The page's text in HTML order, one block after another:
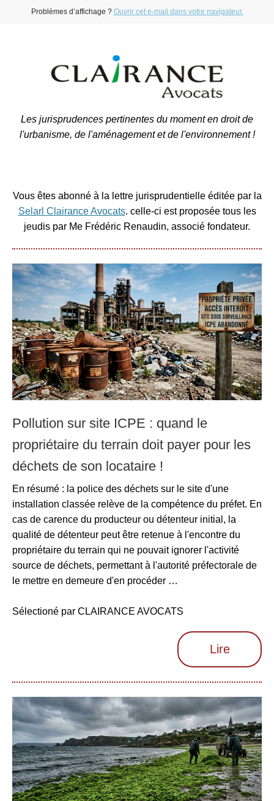
Problèmes d’affichage ? Ouvrir cet e-mail dans votre navigateur.
Les jurisprudences pertinentes du moment en droit de
l'urbanisme, de l'aménagement et de l'environnement !
Vous êtes abonné à la lettre jurisprudentielle éditée par la
Selarl Clairance Avocats. celle-ci est proposée tous les
jeudis par Me Frédéric Renaudin, associé fondateur.
Pollution sur site ICPE : quand le
propriétaire du terrain doit payer pour les
déchets de son locataire !
En résumé : la police des déchets sur le site d'une
installation classée relève de la compétence du préfet. En
cas de carence du producteur ou détenteur initial, la
qualité de détenteur peut être retenue à l'encontre du
propriétaire du terrain qui ne pouvait ignorer l'activité
source de déchets, permettant à l'autorité préfectorale de
le mettre en demeure d'en procéder …
Sélectioné par CLAIRANCE AVOCATS
Lire